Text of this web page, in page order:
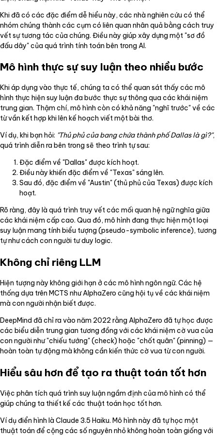
Khi đã có các đặc điểm dễ hiểu này, các nhà nghiên cứu có thể
nhóm chúng thành các cụm có liên quan nhân quả bằng cách truy
vết sự tương tác của chúng. Điều này giúp xây dựng một "sơ đồ
đấu dây" của quá trình tính toán bên trong AI.
Mô hình thực sự suy luận theo nhiều bước
Khi áp dụng vào thực tế, chúng ta có thể quan sát thấy các mô
hình thực hiện suy luận đa bước thực sự thông qua các khái niệm
trung gian. Thậm chí, mô hình còn có khả năng "nghĩ trước" về các
từ vần kết hợp khi lên kế hoạch viết một bài thơ.
Ví dụ, khi bạn hỏi: "Thủ phủ của bang chứa thành phố Dallas là gì?",
quá trình diễn ra bên trong sẽ theo trình tự sau:
Đặc điểm về "Dallas" được kích hoạt.
Điều này khiến đặc điểm về "Texas" sáng lên.
Sau đó, đặc điểm về "Austin" (thủ phủ của Texas) được kích
hoạt.
Rõ ràng, đây là quá trình truy vết các mối quan hệ ngữ nghĩa giữa
các khái niệm cấp cao. Qua đó, mô hình đang thực hiện một loại
suy luận mang tính biểu tượng (pseudo-symbolic inference), tương
tự như cách con người tư duy logic.
Không chỉ riêng LLM
Hiện tượng này không giới hạn ở các mô hình ngôn ngữ. Các hệ
thống dựa trên MCTS như AlphaZero cũng hội tụ về các khái niệm
mà con người nhận biết được.
DeepMind đã chỉ ra vào năm 2022 rằng AlphaZero đã tự học được
các biểu diễn trung gian tương đồng với các khái niệm cờ vua của
con người như "chiếu tướng" (check) hoặc "chốt quân" (pinning) —
hoàn toàn tự động mà không cần kiến thức cờ vua từ con người.
Hiểu sâu hơn để tạo ra thuật toán tốt hơn
Việc phân tích quá trình suy luận ngầm định của mô hình có thể
giúp chúng ta thiết kế các thuật toán học tốt hơn.
Ví dụ điển hình là Claude 3.5 Haiku. Mô hình này đã tự học một
thuật toán để cộng các số nguyên nhỏ không hoàn toàn giống với